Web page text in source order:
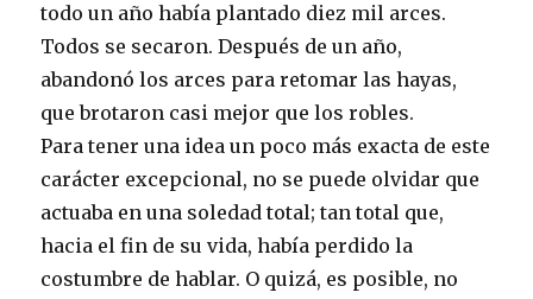
todo un año había plantado diez mil arces.
Todos se secaron. Después de un año,
abandonó los arces para retomar las hayas,
que brotaron casi mejor que los robles.
Para tener una idea un poco más exacta de este
carácter excepcional, no se puede olvidar que
actuaba en una soledad total; tan total que,
hacia el fin de su vida, había perdido la
costumbre de hablar. O quizá, es posible, no